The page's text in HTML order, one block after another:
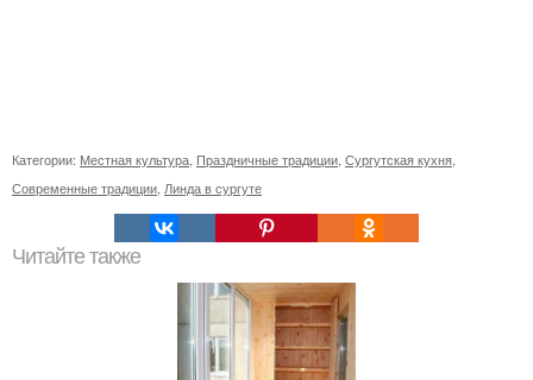
Категории: Местная культура Праздничные традиции Сургутская кухня
Современные традиции Линда в сургуте
Читайте также